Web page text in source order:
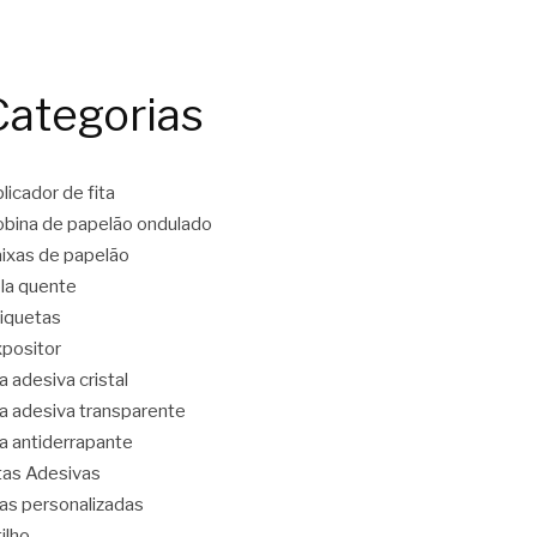
de fita
de papelão ondulado
de papelão
quente
adesiva cristal
adesiva transparente
antiderrapante
Adesivas
personalizadas